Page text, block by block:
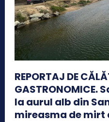
REPORTAJ DE
GASTRONOMICE.
la aurul alb din
mireasma de mirt